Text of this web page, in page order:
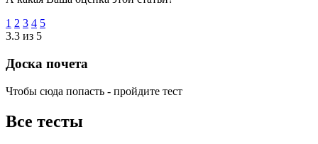
1 2 3 4 5
3.3 из 5
Доска почета
Чтобы сюда попасть - пройдите тест
Все тесты